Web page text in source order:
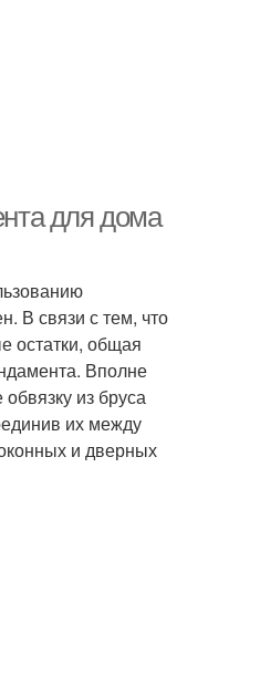
для дома
В связи с тем, что
остатки, общая
Вполне
из бруса
их между
и дверных